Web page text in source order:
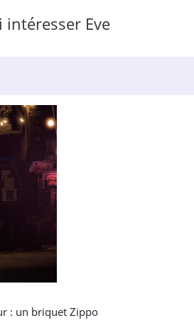
intéresser Eve
: un briquet Zippo